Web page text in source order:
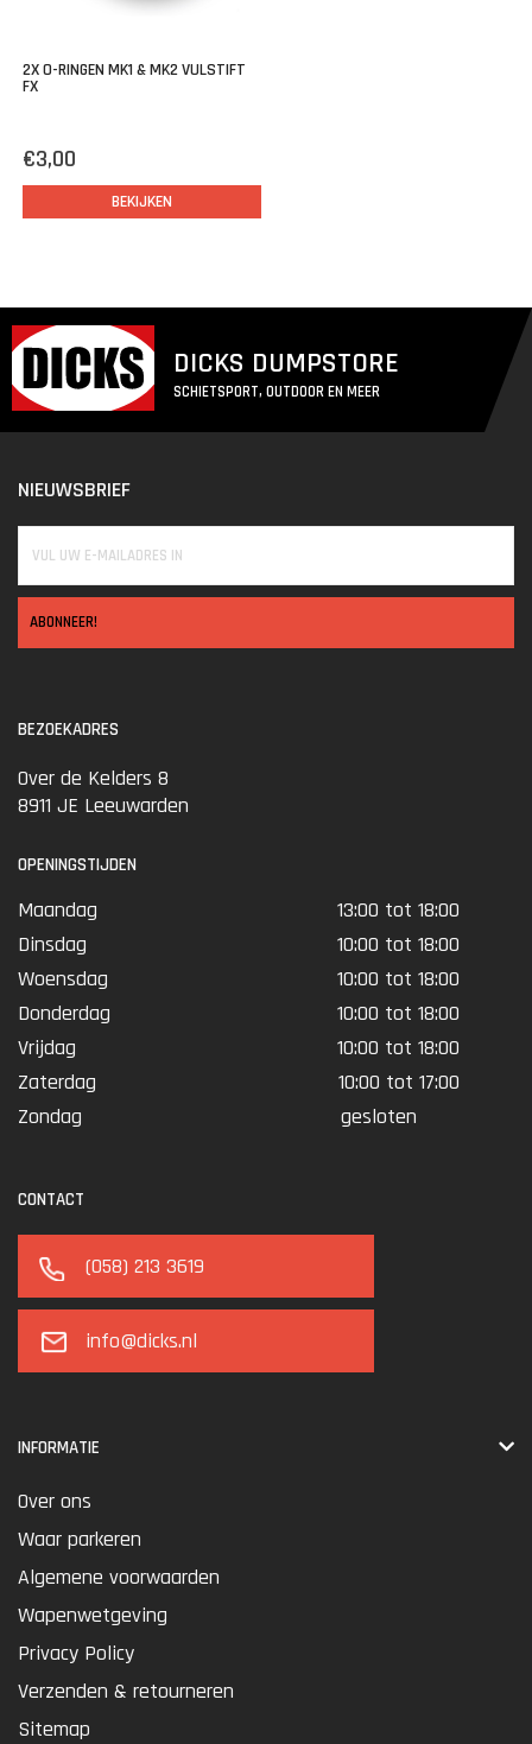
2X O-RINGEN MK1 & MK2 VULSTIFT
FX
€3,00
BEKIJKEN
DICKS DUMPSTORE
SCHIETSPORT, OUTDOOR EN MEER
NIEUWSBRIEF
ABONNEER!
BEZOEKADRES
Over de Kelders 8
8911 JE Leeuwarden
OPENINGSTIJDEN
Maandag
13:00 tot 18:00
Dinsdag
10:00 tot 18:00
Woensdag
10:00 tot 18:00
Donderdag
10:00 tot 18:00
Vrijdag
10:00 tot 18:00
Zaterdag
10:00 tot 17:00
Zondag
gesloten
CONTACT
(058) 213 3619
info@dicks.nl
INFORMATIE
Over ons
Waar parkeren
Algemene voorwaarden
Wapenwetgeving
Privacy Policy
Verzenden & retourneren
Sitemap